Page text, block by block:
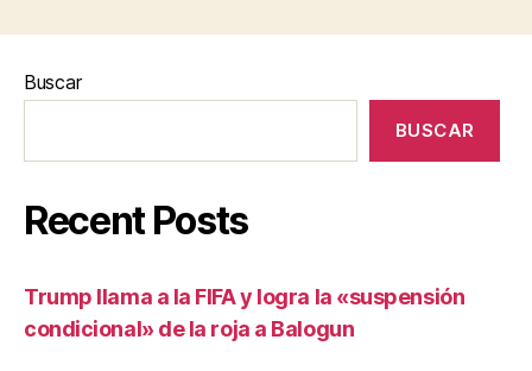
Buscar
BUSCAR
Recent Posts
Trump llama a la FIFA y logra la «suspensión
condicional» de la roja a Balogun